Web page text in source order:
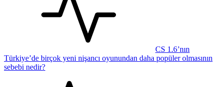
CS 1.6’nın
Türkiye’de birçok yeni nişancı oyunundan daha popüler olmasının
sebebi nedir?